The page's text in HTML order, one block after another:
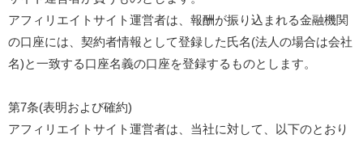
アフィリエイトサイト運営者は、報酬が振り込まれる金融機関
の口座には、契約者情報として登録した氏名(法人の場合は会社
名)と一致する口座名義の口座を登録するものとします。
第7条(表明および確約)
アフィリエイトサイト運営者は、当社に対して、以下のとおり